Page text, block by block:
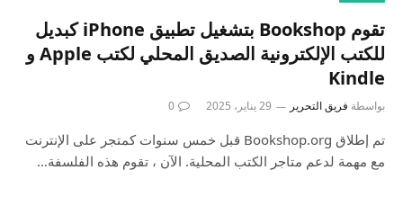
تقوم Bookshop بتشغيل تطبيق iPhone كبديل
للكتب الإلكترونية الصديق المحلي لكتب Apple و
Kindle
بواسطة فريق التحرير 29 يناير، 2025 0
تم إطلاق Bookshop.org قبل خمس سنوات كمتجر على الإنترنت
مع مهمة لدعم متاجر الكتب المحلية. الآن ، تقوم هذه الفلسفة…